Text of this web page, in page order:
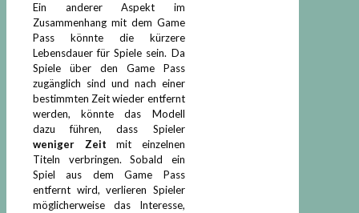
Ein anderer Aspekt im
Zusammenhang mit dem Game
Pass könnte die kürzere
Lebensdauer für Spiele sein. Da
Spiele über den Game Pass
zugänglich sind und nach einer
bestimmten Zeit wieder entfernt
werden, könnte das Modell
dazu führen, dass Spieler
weniger Zeit mit einzelnen
Titeln verbringen. Sobald ein
Spiel aus dem Game Pass
entfernt wird, verlieren Spieler
möglicherweise das Interesse,